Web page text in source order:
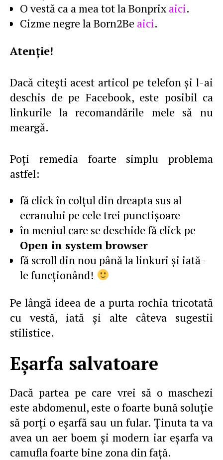
O vestă ca a mea tot la Bonprixaici.
Cizme negre la Born2Be aici.
Atenţie!
Dacă citeşti acest articol pe telefon şi l-ai
deschis de pe Facebook, este posibil ca
linkurile la recomandările mele să nu
meargă.
Poţi remedia foarte simplu problema
astfel:
fă click în colţul din dreapta sus al
ecranului pe cele trei punctişoare
în meniul care se deschide fă click pe
Open in system browser
fă scroll din nou până la linkuri şi iată-
le funcţionând!
Pe lângă ideea de a purta rochia tricotată
cu vestă, iată şi alte câteva sugestii
stilistice.
Eşarfa salvatoare
Dacă partea pe care vrei să o maschezi
este abdomenul, este o foarte bună soluţie
să porţi o eşarfă sau un fular. Ţinuta ta va
avea un aer boem şi modern iar eşarfa va
camufla foarte bine zona din faţă.